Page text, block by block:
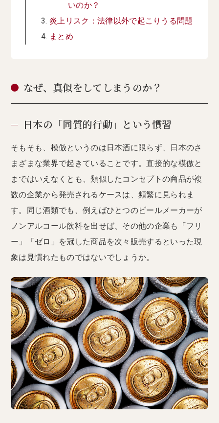
いのか？
炎上リスク：法律以外で起こりうる問題
まとめ
なぜ、真似をしてしまうのか？
日本の「同質的行動」という慣習
そもそも、模倣というのは日本酒に限らず、日本のさ
まざまな業界で起きていることです。直接的な模倣と
まではいえなくとも、類似したコンセプトの商品が複
数の企業から発売されるケースは、頻繁に見られま
す。同じ酒類でも、例えばひとつのビールメーカーが
ノンアルコール飲料を出せば、その他の企業も「フリ
ー」「ゼロ」を冠した商品を次々販売するといった現
象は見慣れたものではないでしょうか。